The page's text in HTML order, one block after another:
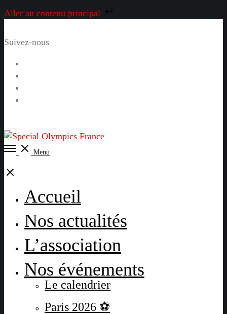
Aller au contenu principal
Suivez-nous
Open
Menu
Close
Accueil
Nos actualités
L’association
Nos événements
Le calendrier
Paris 2026 ⚽